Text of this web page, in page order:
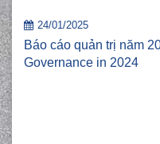
24/01/2025
Báo cáo quản trị năm
Governance in 2024